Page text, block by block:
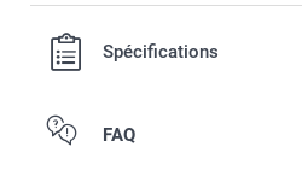
Spécifications
FAQ